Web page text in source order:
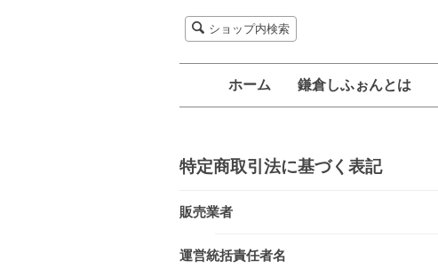
ショップ内検索
ホーム 鎌倉しふぉんとは
特定商取引法に基づく表記
販売業者
運営統括責任者名